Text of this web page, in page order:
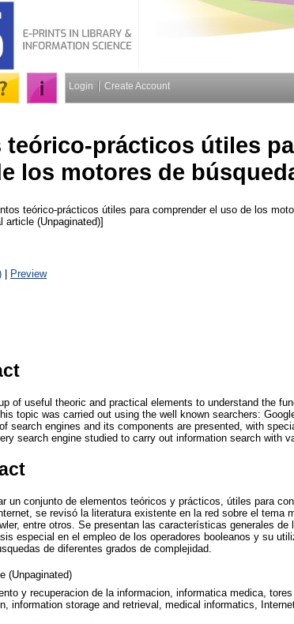
Login Create Account
teórico-prácticos útiles
los motores de
teórico-prácticos útiles para comprender el uso de los
article (Unpaginated)]
| Preview
of useful theoric and practical elements to understand the
topic was carried out using the well known searchers:
search engines and its components are presented, with
search engine studied to carry out information search with
un conjunto de elementos teóricos y prácticos, útiles para
se revisó la literatura existente en la red sobre el tema
entre otros. Se presentan las características generales
especial en el empleo de los operadores booleanos y su
de diferentes grados de complejidad.
(Unpaginated)
y recuperacion de la informacion, informatica medica,
information storage and retrieval, medical informatics,